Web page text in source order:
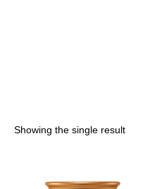
Showing the single result